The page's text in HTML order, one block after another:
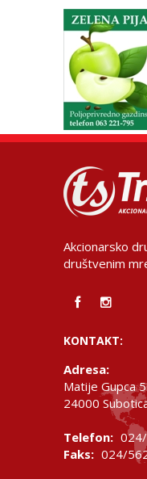
Akcionarsko
društvenim
KONTAKT:
Adresa:
Matije Gupca
24000
Telefon:
Faks: 024/